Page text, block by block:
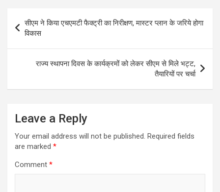
Post
navigation
सीएम ने किया एचएमटी फैक्ट्री का निरीक्षण, मास्टर प्लान के जरिये होगा
विकास
राज्य स्थापना दिवस के कार्यक्रमों को लेकर सीएम से मिले भट्ट,
तैयारियों पर चर्चा
Leave a Reply
Your email address will not be published. Required fields
are marked *
Comment *